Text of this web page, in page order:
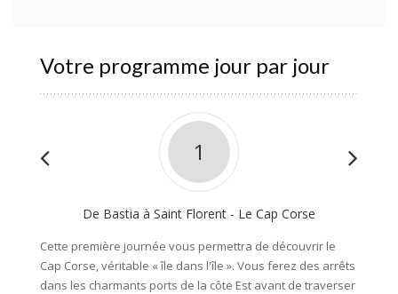
Votre programme jour par jour
1
De Bastia à Saint Florent - Le Cap Corse
Cette première journée vous permettra de découvrir le
Cap Corse, véritable « île dans l'île ». Vous ferez des arrêts
dans les charmants ports de la côte Est avant de traverser